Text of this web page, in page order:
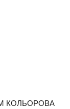
ТМ КОЛЬОРОВА